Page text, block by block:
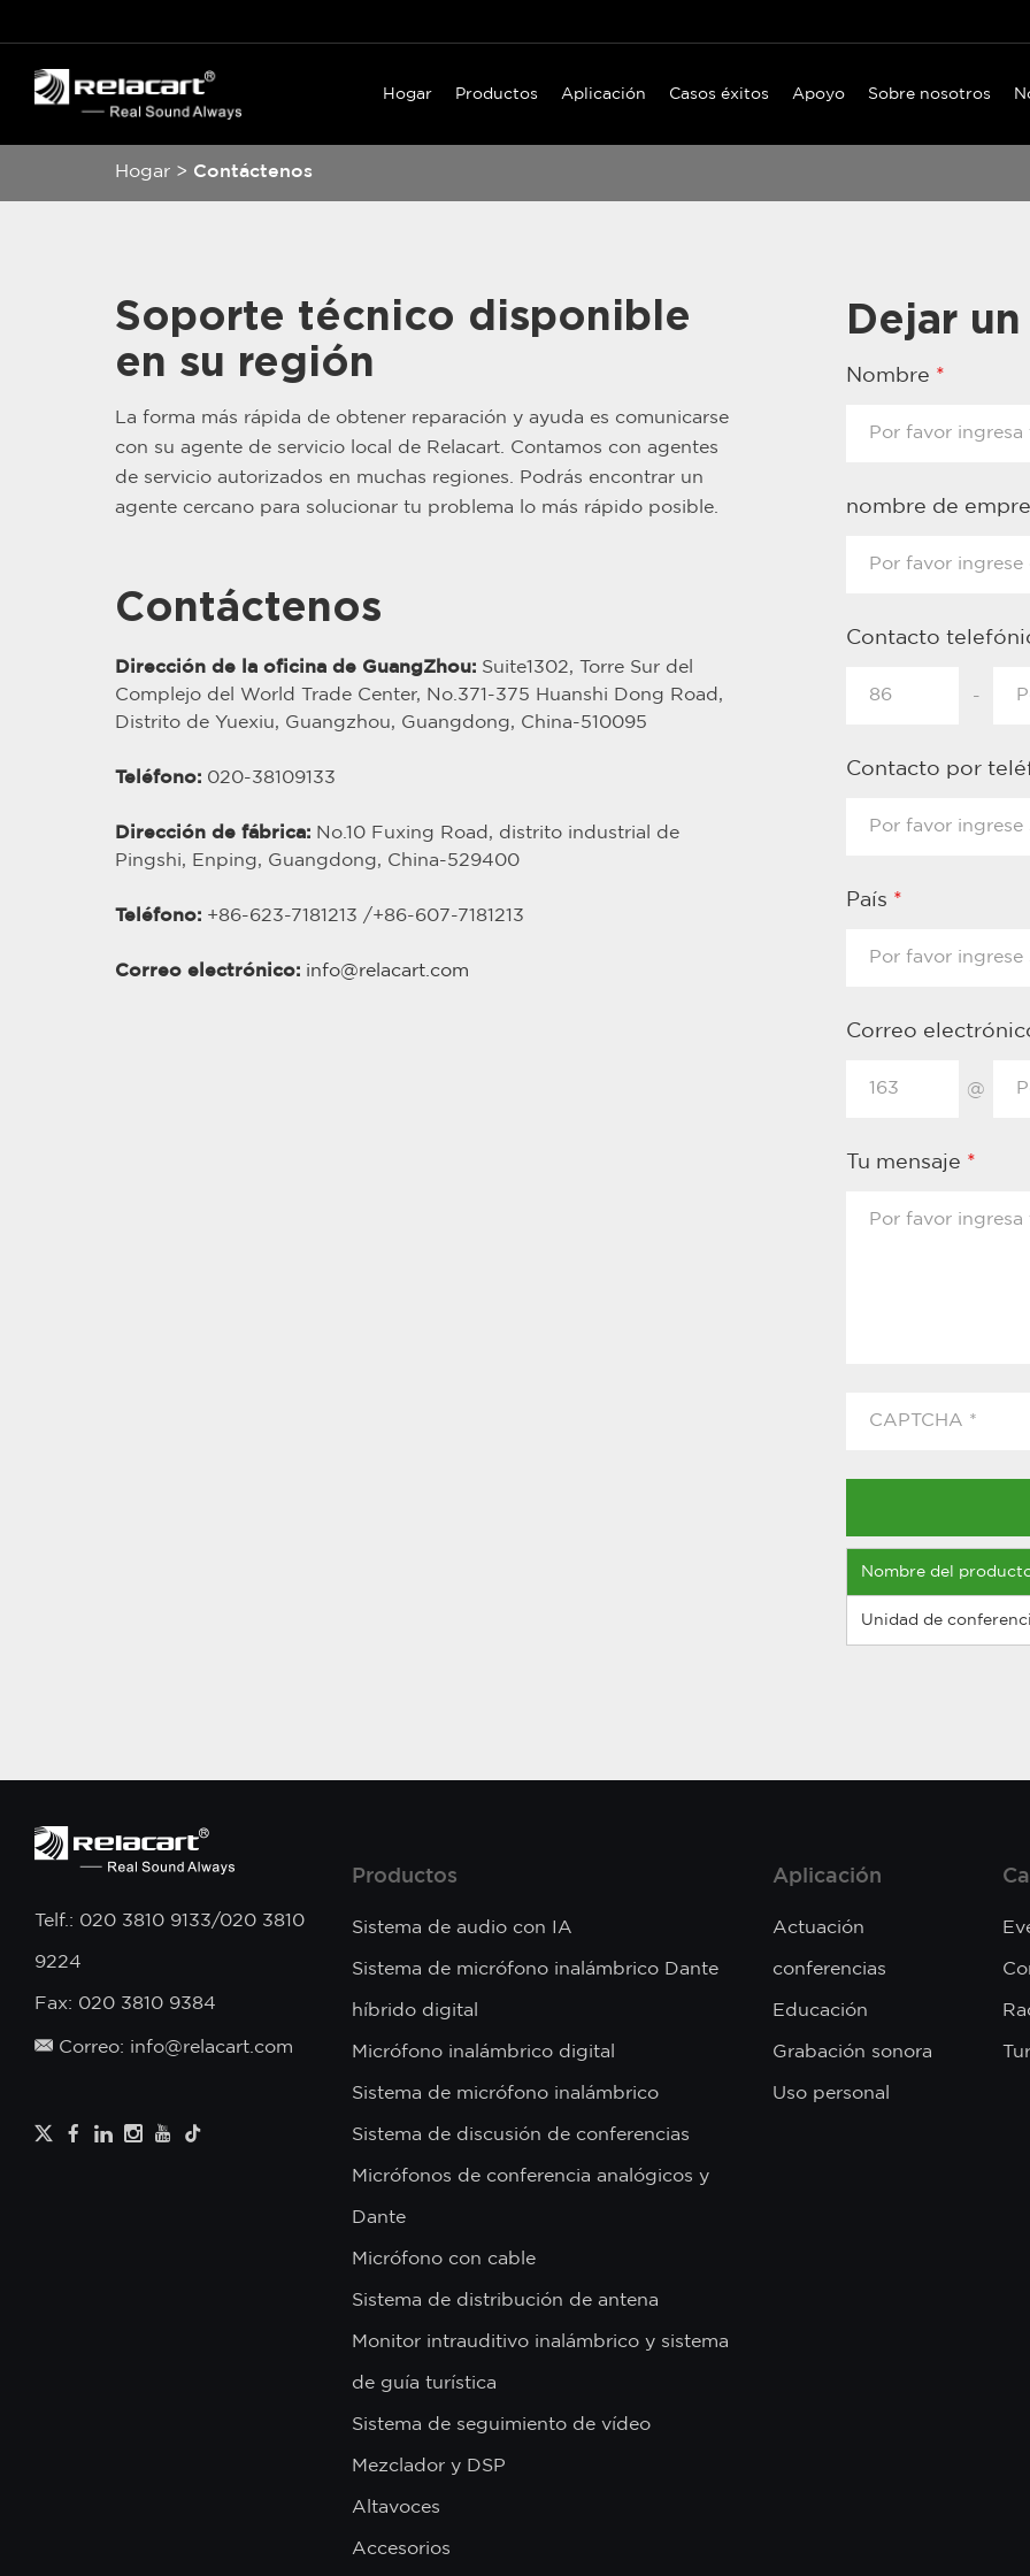
Hogar Productos Aplicación Casos éxitos Apoyo Sobre nosotros
Hogar > Contáctenos
Soporte técnico disponible
en su región
La forma más rápida de obtener reparación y ayuda es comunicarse
con su agente de servicio local de Relacart. Contamos con agentes
de servicio autorizados en muchas regiones. Podrás encontrar un
agente cercano para solucionar tu problema lo más rápido posible.
Contáctenos
Dirección de la oficina de GuangZhou: Suite1302, Torre Sur del
Complejo del World Trade Center, No.371-375 Huanshi Dong Road,
Distrito de Yuexiu, Guangzhou, Guangdong, China-510095
Teléfono: 020-38109133
Dirección de fábrica: No.10 Fuxing Road, distrito industrial de
Pingshi, Enping, Guangdong, China-529400
Teléfono: +86-623-7181213 /+86-607-7181213
Correo electrónico: info@relacart.com
Dejar
Nombre *
nombre de
Contacto
-
Contacto por
País *
Correo
@
Tu mensaje *
Nombre del
Unidad de
Telf.: 020 3810 9133/020 3810
9224
Fax: 020 3810 9384
Correo: info@relacart.com
Productos
Sistema de audio con IA
Sistema de micrófono inalámbrico Dante
híbrido digital
Micrófono inalámbrico digital
Sistema de micrófono inalámbrico
Sistema de discusión de conferencias
Micrófonos de conferencia analógicos y
Dante
Micrófono con cable
Sistema de distribución de antena
Monitor intrauditivo inalámbrico y sistema
de guía turística
Sistema de seguimiento de vídeo
Mezclador y DSP
Altavoces
Accesorios
Aplicación
Actuación
conferencias
Educación
Grabación sonora
Uso personal